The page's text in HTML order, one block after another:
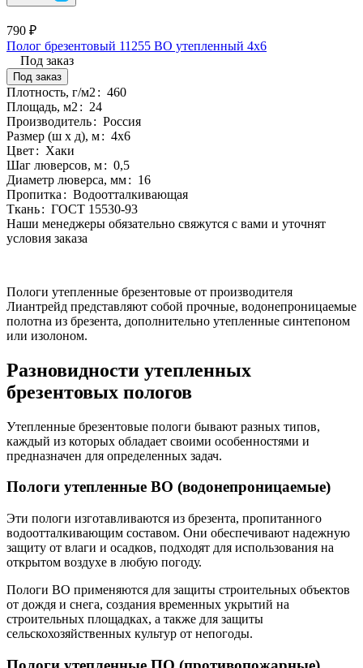
790 ₽
Полог брезентовый 11255 ВО утепленный 4х6
Под заказ
Под заказ
Плотность, г/м2: 460
Площадь, м2: 24
Производитель: Россия
Размер (ш х д), м: 4х6
Цвет: Хаки
Шаг люверсов, м: 0,5
Диаметр люверса, мм: 16
Пропитка: Водоотталкивающая
Ткань: ГОСТ 15530-93
Наши менеджеры обязательно свяжутся с вами и уточнят
условия заказа
Пологи утепленные брезентовые от производителя
Лиантрейд представляют собой прочные, водонепроницаемые
полотна из брезента, дополнительно утепленные синтепоном
или изолоном.
Разновидности утепленных
брезентовых пологов
Утепленные брезентовые пологи бывают разных типов,
каждый из которых обладает своими особенностями и
предназначен для определенных задач.
Пологи утепленные ВО (водонепроницаемые)
Эти пологи изготавливаются из брезента, пропитанного
водоотталкивающим составом. Они обеспечивают надежную
защиту от влаги и осадков, подходят для использования на
открытом воздухе в любую погоду.
Пологи ВО применяются для защиты строительных объектов
от дождя и снега, создания временных укрытий на
строительных площадках, а также для защиты
сельскохозяйственных культур от непогоды.